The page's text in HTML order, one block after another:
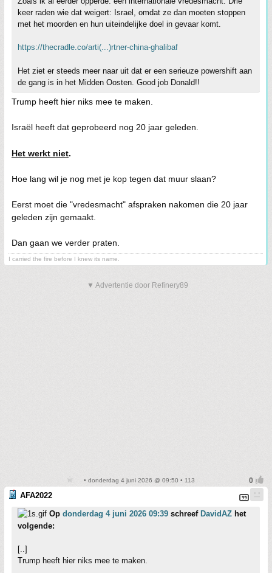
keer raden wie dat weigert: Israel, omdat ze dan moeten stoppen
met het moorden en hun uiteindelijke doel in gevaar komt.
https://thecradle.co/arti(...)rtner-china-ghalibaf
Het ziet er steeds meer naar uit dat er een serieuze powershift aan
de gang is in het Midden Oosten. Good job Donald!!
Trump heeft hier niks mee te maken.
Israël heeft dat geprobeerd nog 20 jaar geleden.
Het werkt niet.
Hoe lang wil je nog met je kop tegen dat muur slaan?
Eerst moet die "vredesmacht" afspraken nakomen die 20 jaar
geleden zijn gemaakt.
Dan gaan we verder praten.
I carried the fire before I knew its name.
▼ Advertentie door Refinery89
• donderdag 4 juni 2026 @ 09:50 • 113
AFA2022
Op donderdag 4 juni 2026 09:39 schreef DavidAZ het
volgende:
[..]
Trump heeft hier niks mee te maken.